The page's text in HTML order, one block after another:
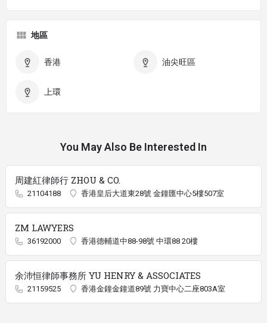
地區
香港 油尖旺區
上環
You May Also Be Interested In
周建紅律師行 ZHOU & CO.
21104188 香港皇后大道東28號 金鐘匯中心5樓507室
ZM LAWYERS
36192000 香港德輔道中88-98號 中環88 20樓
余沛恒律師事務所 YU HENRY & ASSOCIATES
21159525 香港金鐘金鐘道89號 力寶中心二座803A室